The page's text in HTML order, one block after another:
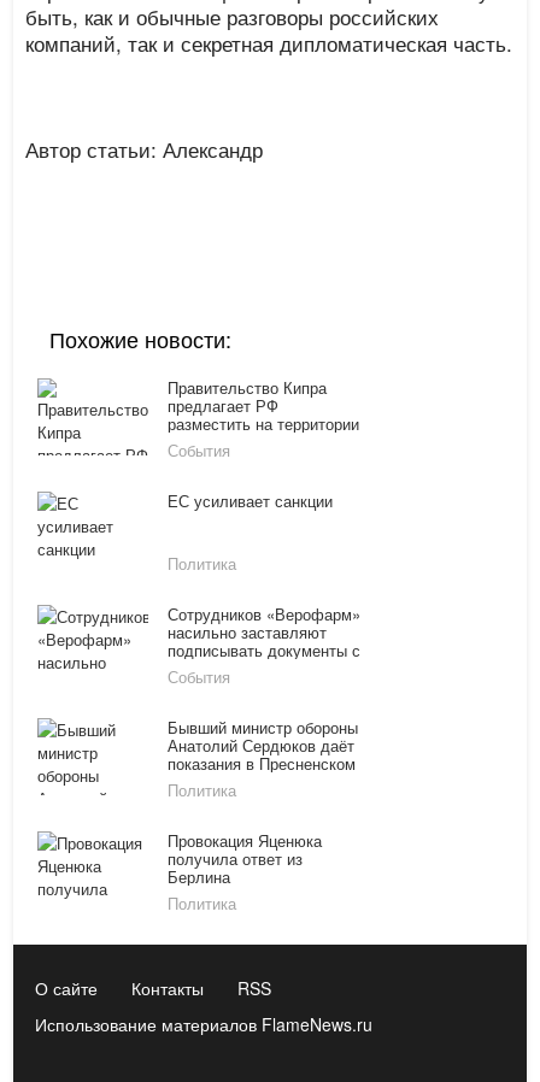
быть, как и обычные разговоры российских
компаний, так и секретная дипломатическая часть.
Автор статьи: Александр
Похожие новости:
Правительство Кипра
предлагает РФ
разместить на территории
острова базы ВМФ и ВВС
События
ЕС усиливает санкции
Политика
Сотрудников «Верофарм»
насильно заставляют
подписывать документы с
антироссийским уклоном
События
Бывший министр обороны
Анатолий Сердюков даёт
показания в Пресненском
суде Москвы по делу
Политика
Провокация Яценюка
получила ответ из
Берлина
Политика
О сайте Контакты
RSS
Использование материалов FlameNews.ru